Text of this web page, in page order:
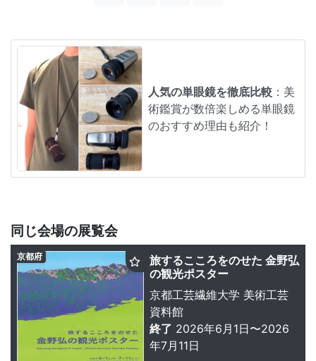
人気の単眼鏡を徹底比較 ：美
術鑑賞が数倍楽しめる単眼鏡
のおすすめ理由も紹介！
同じ会場の展覧会
旅するこころをのせた 金野弘
の観光ポスター
京都工芸繊維大学 美術工芸
資料館
終了 2026年6月1日〜2026
年7月11日
京都府